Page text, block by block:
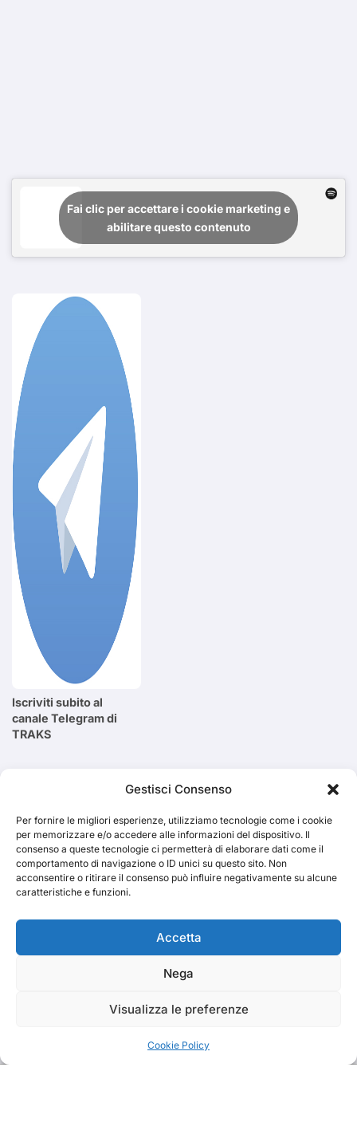
Gestisci Consenso
Per fornire le migliori esperienze, utilizziamo tecnologie come i cookie
per memorizzare e/o accedere alle informazioni del dispositivo. Il
consenso a queste tecnologie ci permetterà di elaborare dati come il
comportamento di navigazione o ID unici su questo sito. Non
acconsentire o ritirare il consenso può influire negativamente su alcune
caratteristiche e funzioni.
Accetta
Nega
Visualizza le preferenze
Cookie Policy
Fai clic per accettare i cookie marketing e
abilitare questo contenuto
Iscriviti subito al
canale Telegram di
TRAKS
Cerca
TRAKS
Dal 2014 musica indipendente ed emergente